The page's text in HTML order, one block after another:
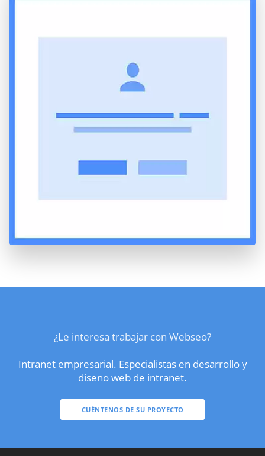
¿Le interesa trabajar con Webseo?
Intranet empresarial. Especialistas en desarrollo y
diseno web de intranet.
CUÉNTENOS DE SU PROYECTO